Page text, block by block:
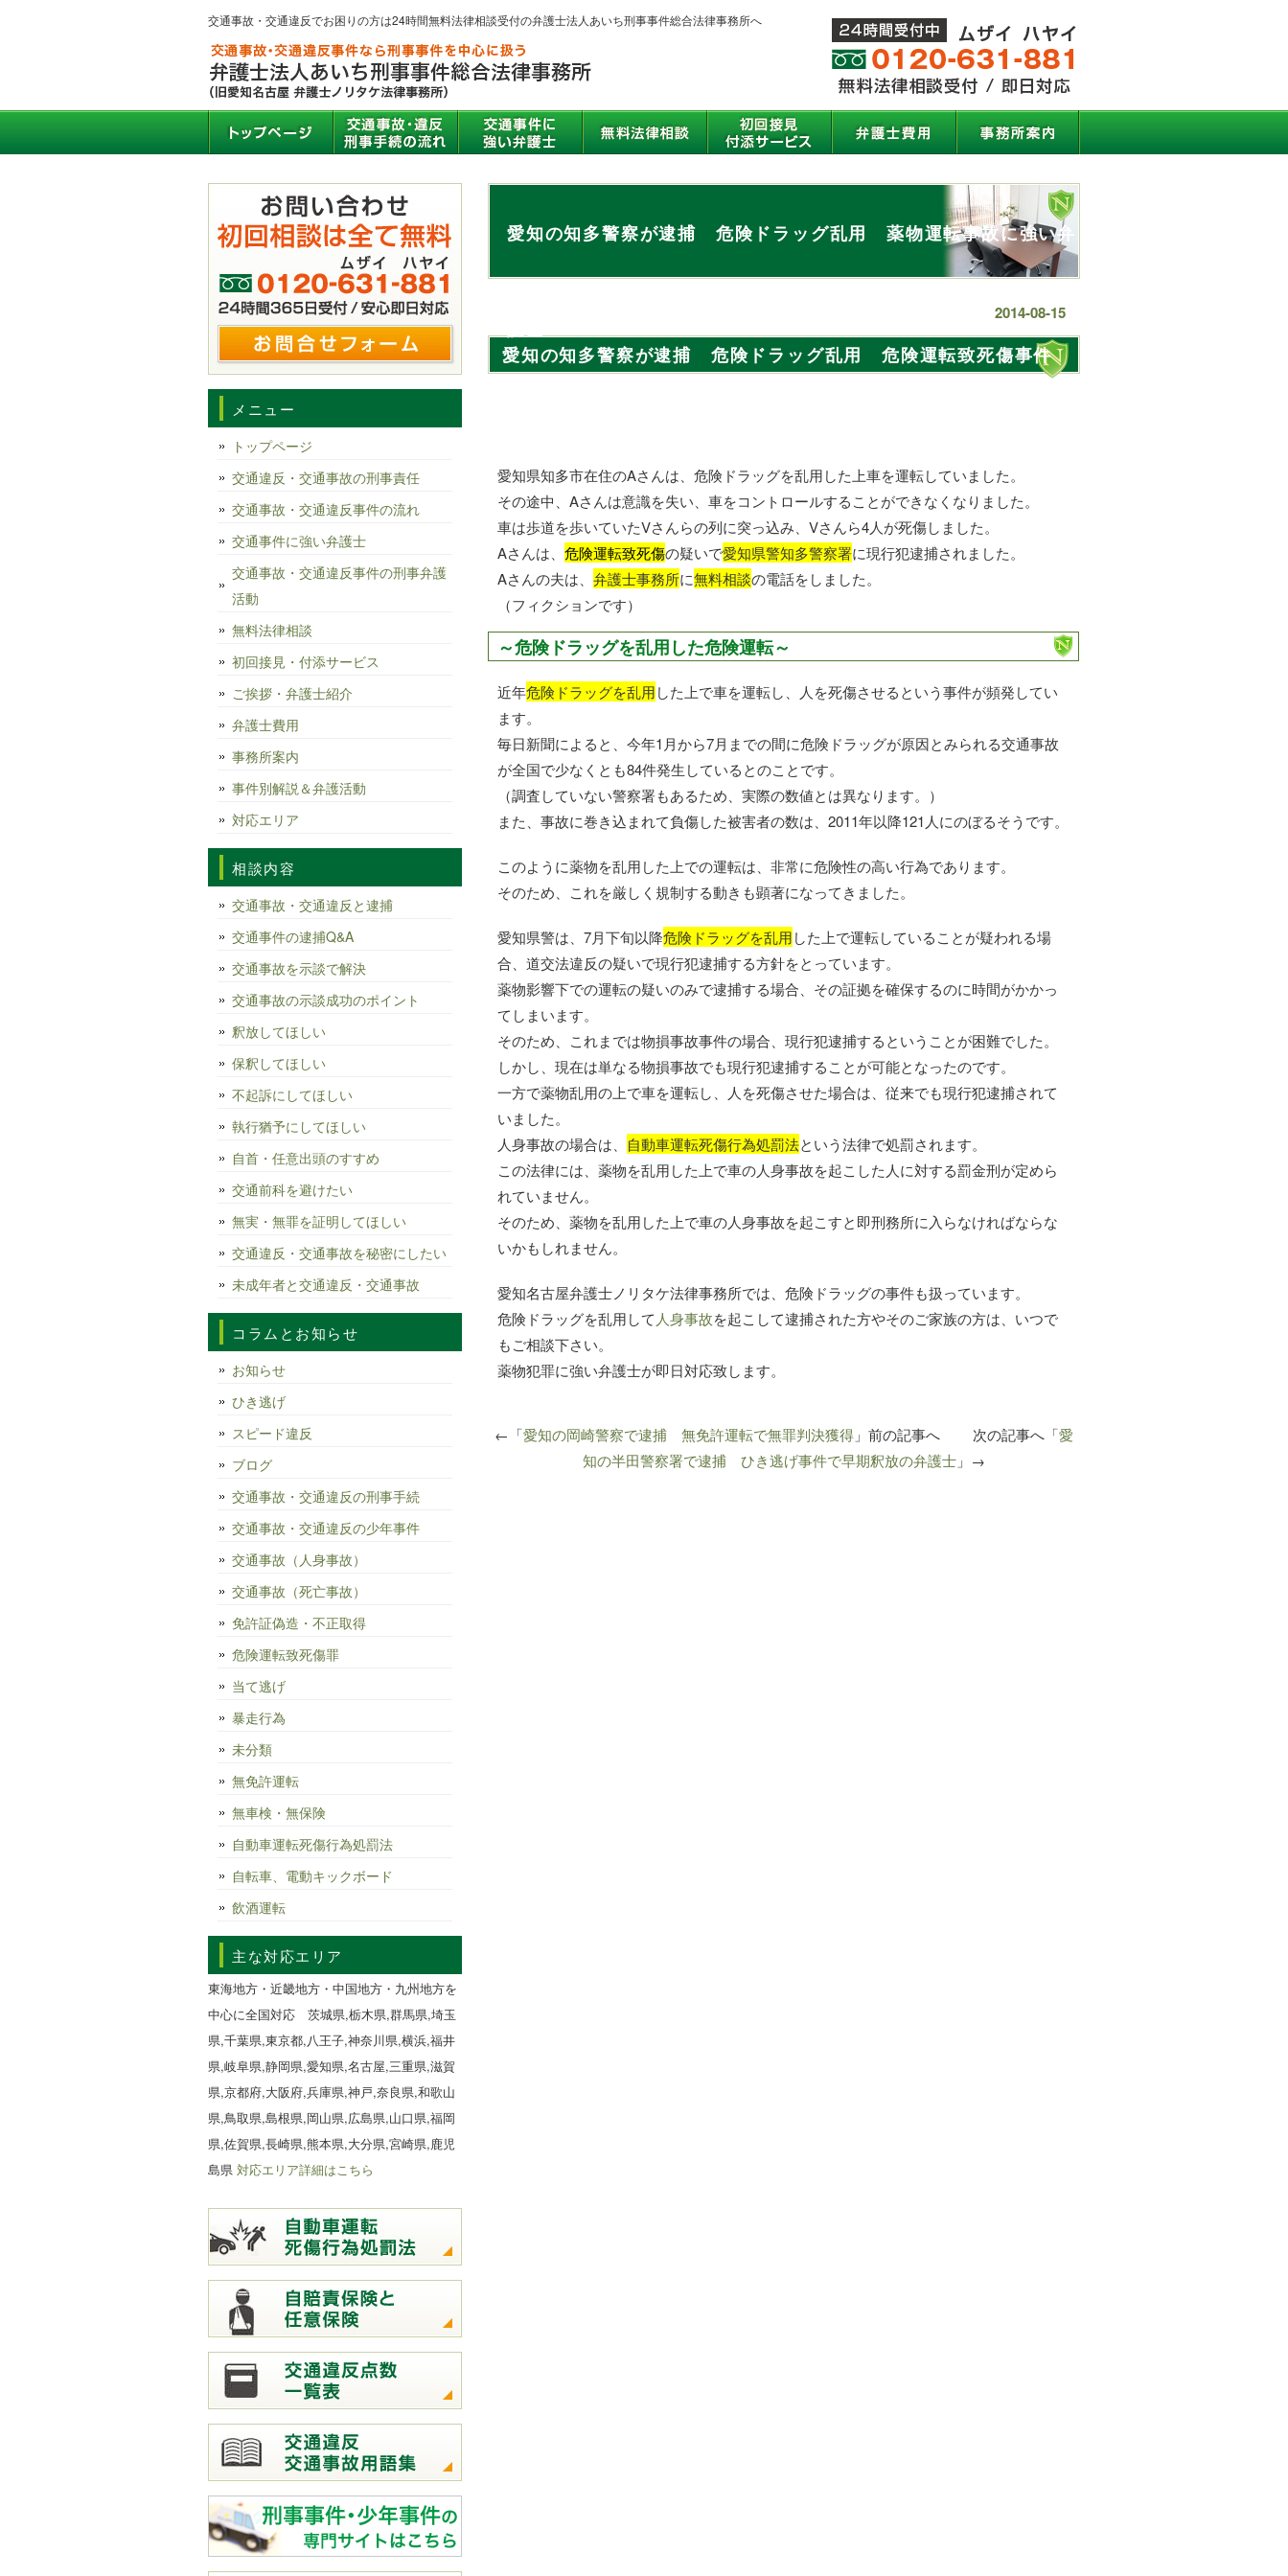
交通事故・交通違反でお困りの方は24時間無料法律相談受付の弁護士法人あいち刑事事件総合法律事務所へ
愛知の知多警察が逮捕 危険ドラッグ乱用 薬物運転事故に強い弁
2014-08-15
愛知の知多警察が逮捕 危険ドラッグ乱用 危険運転致死傷事件
愛知県知多市在住のAさんは、危険ドラッグを乱用した上車を運転していました。
その途中、Aさんは意識を失い、車をコントロールすることができなくなりました。
車は歩道を歩いていたVさんらの列に突っ込み、Vさんら4人が死傷しました。
Aさんは、 危険運転致死傷の疑いで愛知県警知多警察署に現行犯逮捕されました。
Aさんの夫は、 弁護士事務所に無料相談の電話をしました。
（フィクションです）
～危険ドラッグを乱用した危険運転～
近年危険ドラッグを乱用した上で車を運転し、人を死傷させるという事件が頻発してい
ます。
毎日新聞によると、今年1月から7月までの間に危険ドラッグが原因とみられる交通事故
が全国で少なくとも84件発生しているとのことです。
（調査していない警察署もあるため、実際の数値とは異なります。）
また、事故に巻き込まれて負傷した被害者の数は、2011年以降121人にのぼるそうです。
このように薬物を乱用した上での運転は、非常に危険性の高い行為であります。
そのため、これを厳しく規制する動きも顕著になってきました。
愛知県警は、7月下旬以降危険ドラッグを乱用した上で運転していることが疑われる場
合、道交法違反の疑いで現行犯逮捕する方針をとっています。
薬物影響下での運転の疑いのみで逮捕する場合、その証拠を確保するのに時間がかかっ
てしまいます。
そのため、これまでは物損事故事件の場合、現行犯逮捕するということが困難でした。
しかし、現在は単なる物損事故でも現行犯逮捕することが可能となったのです。
一方で薬物乱用の上で車を運転し、人を死傷させた場合は、従来でも現行犯逮捕されて
いました。
人身事故の場合は、 自動車運転死傷行為処罰法という法律で処罰されます。
この法律には、薬物を乱用した上で車の人身事故を起こした人に対する罰金刑が定めら
れていません。
そのため、薬物を乱用した上で車の人身事故を起こすと即刑務所に入らなければならな
いかもしれません。
愛知名古屋弁護士ノリタケ法律事務所では、危険ドラッグの事件も扱っています。
危険ドラッグを乱用して 人身事故を起こして逮捕された方やそのご家族の方は、いつで
もご相談下さい。
薬物犯罪に強い弁護士が即日対応致します。
←「愛知の岡崎警察で逮捕 無免許運転で無罪判決獲得 」前の記事へ 次の記事へ「愛
知の半田警察署で逮捕 ひき逃げ事件で早期釈放の弁護士 」→
メニュー
トップページ
交通違反・交通事故の刑事責任
交通事故・交通違反事件の流れ
交通事件に強い弁護士
交通事故・交通違反事件の刑事弁護
活動
無料法律相談
初回接見・付添サービス
ご挨拶・弁護士紹介
弁護士費用
事務所案内
事件別解説＆弁護活動
対応エリア
相談内容
交通事故・交通違反と逮捕
交通事件の逮捕Q&A
交通事故を示談で解決
交通事故の示談成功のポイント
釈放してほしい
保釈してほしい
不起訴にしてほしい
執行猶予にしてほしい
自首・任意出頭のすすめ
交通前科を避けたい
無実・無罪を証明してほしい
交通違反・交通事故を秘密にしたい
未成年者と交通違反・交通事故
コラムとお知らせ
お知らせ
ひき逃げ
スピード違反
ブログ
交通事故・交通違反の刑事手続
交通事故・交通違反の少年事件
交通事故（人身事故）
交通事故（死亡事故）
免許証偽造・不正取得
危険運転致死傷罪
当て逃げ
暴走行為
未分類
無免許運転
無車検・無保険
自動車運転死傷行為処罰法
自転車、電動キックボード
飲酒運転
主な対応エリア
東海地方・近畿地方・中国地方・九州地方を
中心に全国対応 茨城県,栃木県,群馬県,埼玉
県,千葉県,東京都,八王子,神奈川県,横浜,福井
県,岐阜県,静岡県,愛知県,名古屋,三重県,滋賀
県,京都府,大阪府,兵庫県,神戸,奈良県,和歌山
県,鳥取県,島根県,岡山県,広島県,山口県,福岡
県,佐賀県,長崎県,熊本県,大分県,宮崎県,鹿児
島県 対応エリア詳細はこちら